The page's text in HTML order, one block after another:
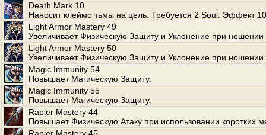
Death Mark 10
Наносит клеймо тьмы на цель. Требуется 2 Soul. Эффект
Light Armor Mastery 49
Увеличивает Физическую Защиту и Уклонение при ношении
Light Armor Mastery 50
Увеличивает Физическую Защиту и Уклонение при ношении
Magic Immunity 54
Повышает Магическую Защиту.
Magic Immunity 55
Повышает Магическую Защиту.
Rapier Mastery 44
Повышает Физическую Атаку при использовании коротких